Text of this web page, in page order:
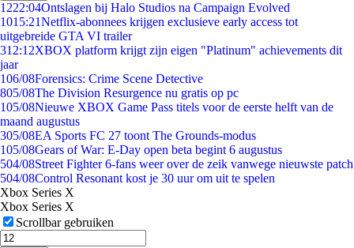
1222:04Ontslagen bij Halo Studios na Campaign Evolved
1015:21Netflix-abonnees krijgen exclusieve early access tot
uitgebreide GTA VI trailer
312:12XBOX platform krijgt zijn eigen "Platinum" achievements dit
jaar
106/08Forensics: Crime Scene Detective
805/08The Division Resurgence nu gratis op pc
105/08Nieuwe XBOX Game Pass titels voor de eerste helft van de
maand augustus
305/08EA Sports FC 27 toont The Grounds-modus
105/08Gears of War: E-Day open beta begint 6 augustus
504/08Street Fighter 6-fans weer over de zeik vanwege nieuwste patch
504/08Control Resonant kost je 30 uur om uit te spelen
Xbox Series X
Xbox Series X
Scrollbar gebruiken